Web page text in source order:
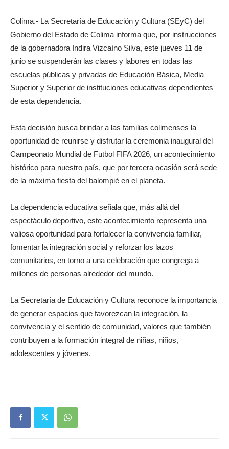
Colima.- La Secretaría de Educación y Cultura (SEyC) del
Gobierno del Estado de Colima informa que, por instrucciones
de la gobernadora Indira Vizcaíno Silva, este jueves 11 de
junio se suspenderán las clases y labores en todas las
escuelas públicas y privadas de Educación Básica, Media
Superior y Superior de instituciones educativas dependientes
de esta dependencia.
Esta decisión busca brindar a las familias colimenses la
oportunidad de reunirse y disfrutar la ceremonia inaugural del
Campeonato Mundial de Futbol FIFA 2026, un acontecimiento
histórico para nuestro país, que por tercera ocasión será sede
de la máxima fiesta del balompié en el planeta.
La dependencia educativa señala que, más allá del
espectáculo deportivo, este acontecimiento representa una
valiosa oportunidad para fortalecer la convivencia familiar,
fomentar la integración social y reforzar los lazos
comunitarios, en torno a una celebración que congrega a
millones de personas alrededor del mundo.
La Secretaría de Educación y Cultura reconoce la importancia
de generar espacios que favorezcan la integración, la
convivencia y el sentido de comunidad, valores que también
contribuyen a la formación integral de niñas, niños,
adolescentes y jóvenes.